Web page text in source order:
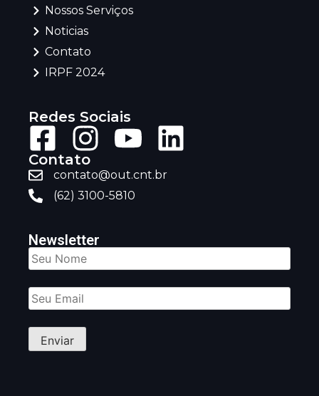
Nossos Serviços
Noticias
Contato
IRPF 2024
Redes Sociais
Contato
contato@out.cnt.br
(62) 3100-5810
Newsletter